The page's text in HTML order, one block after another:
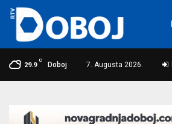
29.9
C
Doboj 7. Augusta 2026.